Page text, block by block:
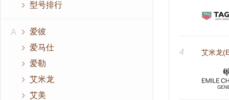
型号排行
A
爱彼
爱马仕
爱勒
艾米龙
艾美
4 艾米龙